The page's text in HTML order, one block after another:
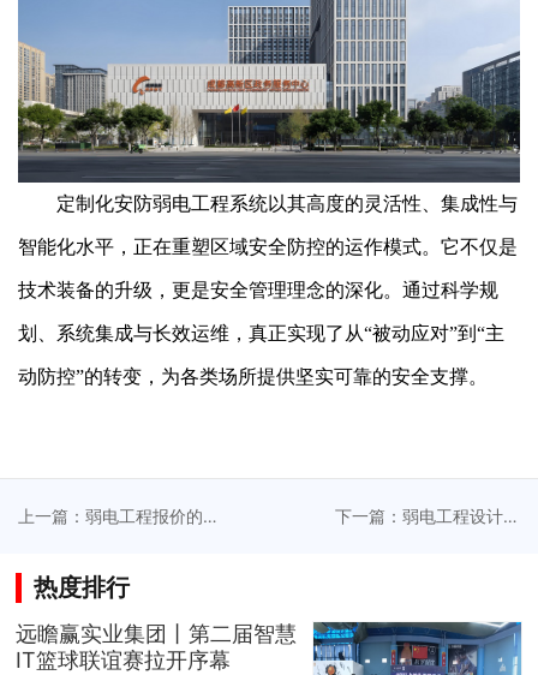
定制化安防弱电工程系统以其高度的灵活性、集成性与
智能化水平，正在重塑区域安全防控的运作模式。它不仅是
技术装备的升级，更是安全管理理念的深化。通过科学规
划、系统集成与长效运维，真正实现了从“被动应对”到“主
动防控”的转变，为各类场所提供坚实可靠的安全支撑。
上一篇：弱电工程报价的
争力
下一篇：弱电工程设计如
热度排行
远瞻赢实业集团丨第二届智慧
IT篮球联谊赛拉开序幕